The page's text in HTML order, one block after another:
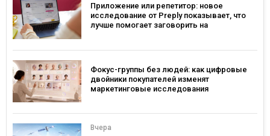
Приложение или репетитор: новое
исследование от Preply показывает, что
лучше помогает заговорить на
Фокус-группы без людей: как цифровые
двойники покупателей изменят
маркетинговые исследования
Вчера